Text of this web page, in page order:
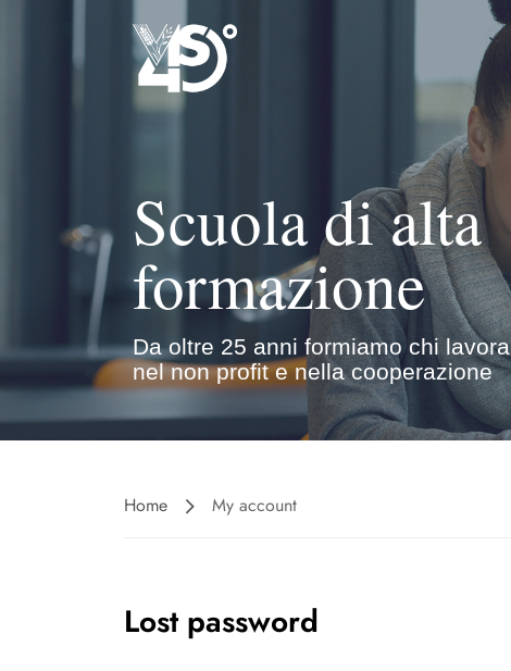
Scuola di alta
formazione
Da oltre 25 anni formiamo chi lavora
nel non profit e nella cooperazione
Home My account
Lost password